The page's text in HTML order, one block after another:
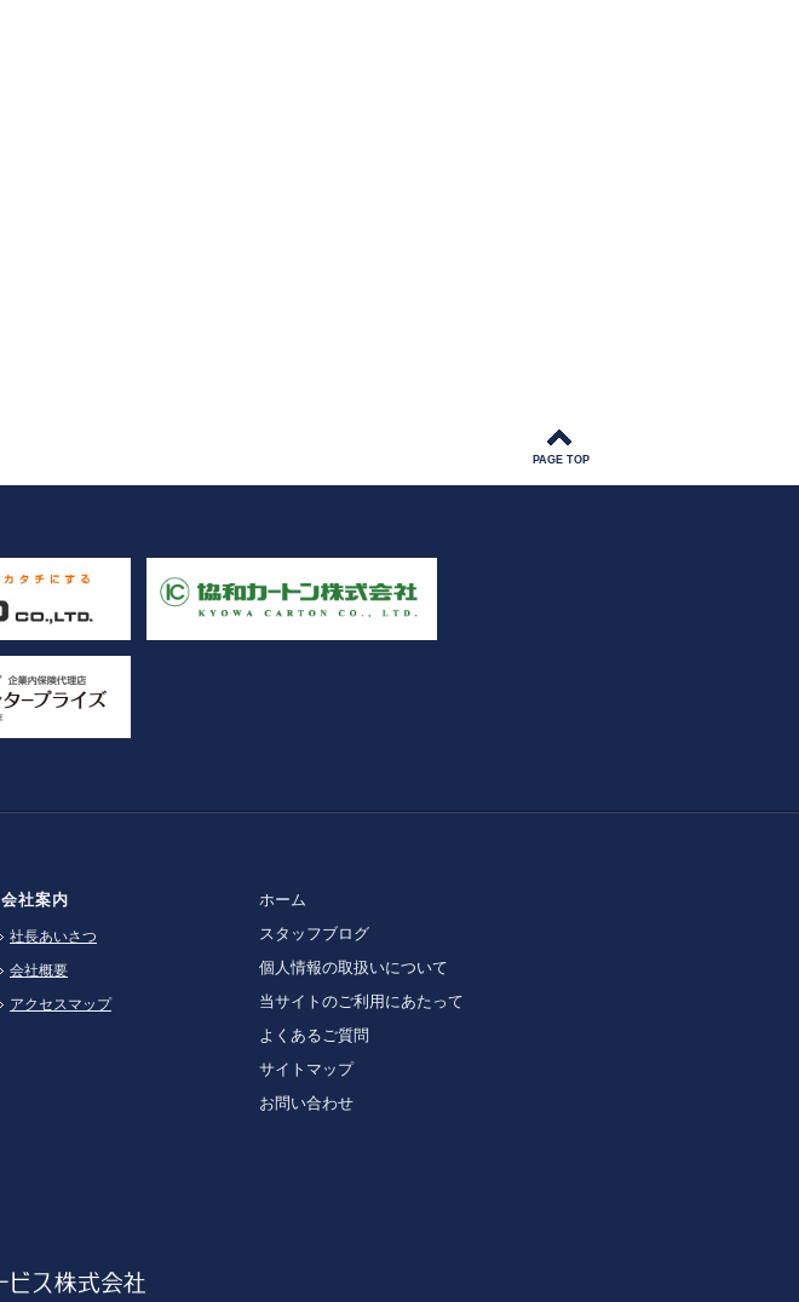
PAGE TOP
会社案内
社長あいさつ
会社概要
アクセスマップ
ホーム
スタッフブログ
個人情報の取扱いについて
当サイトのご利用にあたって
よくあるご質問
サイトマップ
お問い合わせ